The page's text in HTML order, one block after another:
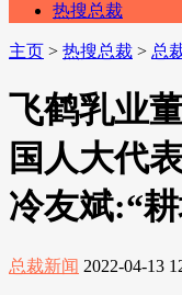
热搜总裁
主页 > 热搜总裁 > 总
飞鹤乳业
国人大代
冷友斌:“
总裁新闻 2022-04-13